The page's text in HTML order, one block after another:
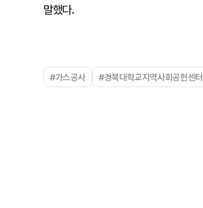
말했다.
#가스공사 #경북대학교지역사회공헌센터